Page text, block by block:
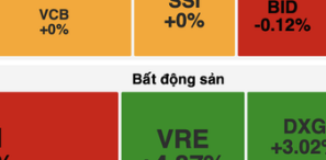
INFOCUS